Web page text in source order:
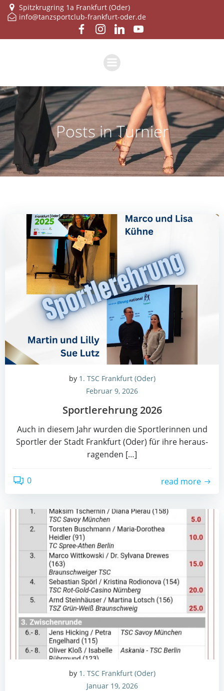
Zum
Inhalt
springen
Spitzkrugring 1a Frankfurt (Oder)
info@tanzsportclub-frankfurt-oder.de
Posts in Turnier
by 1. TSC Frankfurt (Oder)
Februar 9, 2026
Sport­ler­eh­rung 2026
Auch in die­sem Jahr wur­den die Sport­le­rin­nen und
Sport­ler der Stadt Frank­furt (Oder) für ihre her­aus­
ra­gen­den […]
0 read more
by 1. TSC Frankfurt (Oder)
Januar 19, 2026